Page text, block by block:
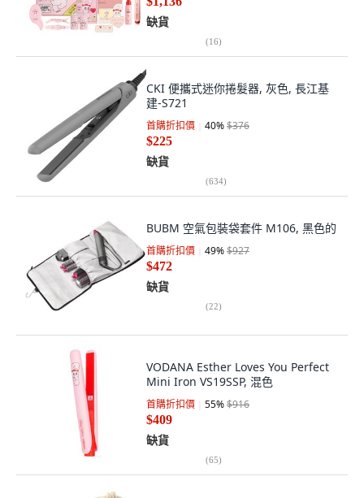
缺貨
(16)
CKI 便攜式迷你捲髮器, 灰色, 長江基
建-S721
首購折扣價 40%$376
$225
缺貨
(634)
BUBM 空氣包裝袋套件 M106, 黑色的
首購折扣價 49%$927
$472
缺貨
(22)
VODANA Esther Loves You Perfect
Mini Iron VS19SSP, 混色
首購折扣價 55%$916
$409
缺貨
(65)